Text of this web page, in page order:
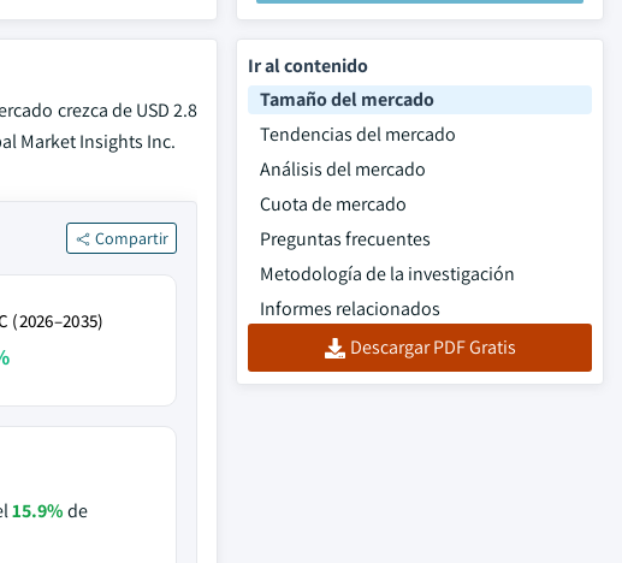
crezca de USD 2.8
Market Insights Inc.
Compartir
(2026–2035)
15.9%de
Ir al contenido
Tamaño del mercado
Tendencias del mercado
Análisis del mercado
Cuota de mercado
Preguntas frecuentes
Metodología de la investigación
Informes relacionados
Descargar PDF Gratis